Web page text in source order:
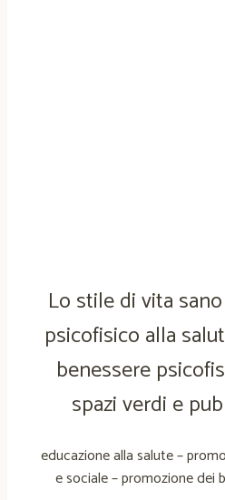
Lo stile di vita
psicofisico alla
benessere
spazi verdi e
educazione alla salute –
e sociale – promozione dei